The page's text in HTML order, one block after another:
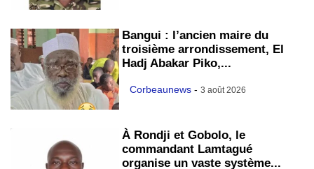
Bangui : l’ancien maire du
troisième arrondissement, El
Hadj Abakar Piko,...
Corbeaunews - 3 août 2026
À Rondji et Gobolo, le
commandant Lamtagué
organise un vaste système...